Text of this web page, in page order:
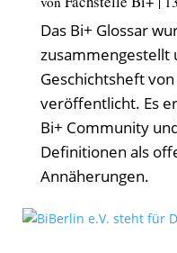
Das Bi+ Glossar
zusammengestellt
Geschichtsheft
veröffentlicht. Es
Bi+ Community
Definitionen als
Annäherungen.